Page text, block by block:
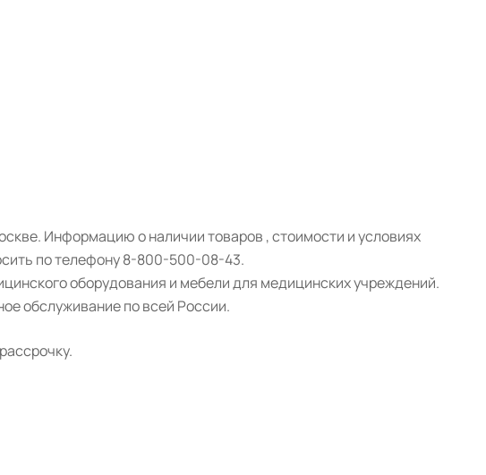
Информацию о наличии товаров , стоимости и условиях
по телефону 8-800-500-08-43.
оборудования и мебели для медицинских учреждений.
обслуживание по всей России.